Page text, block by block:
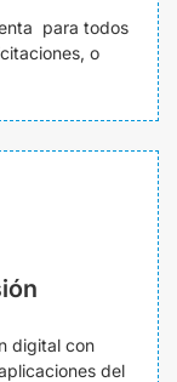
para todos
o
digital con
del